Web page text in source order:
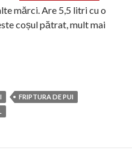
mărci. Are 5,5 litri cu o
coșul pătrat, mult mai
cald
FRIPTURA DE PUI